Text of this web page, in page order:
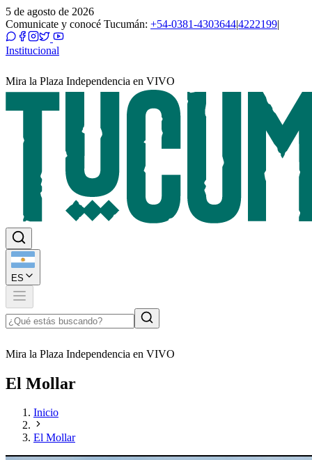
5 de agosto de 2026
Comunicate y conocé Tucumán: +54-0381-4303644|4222199|
Institucional
Mira la Plaza Independencia en VIVO
ES
Mira la Plaza Independencia en VIVO
El Mollar
Inicio
El Mollar